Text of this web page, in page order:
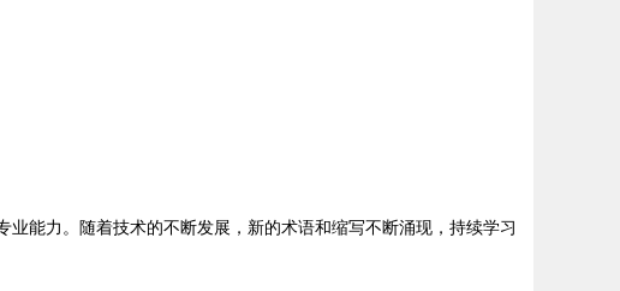
能力。随着技术的不断发展，新的术语和缩写不断涌现，持续学习